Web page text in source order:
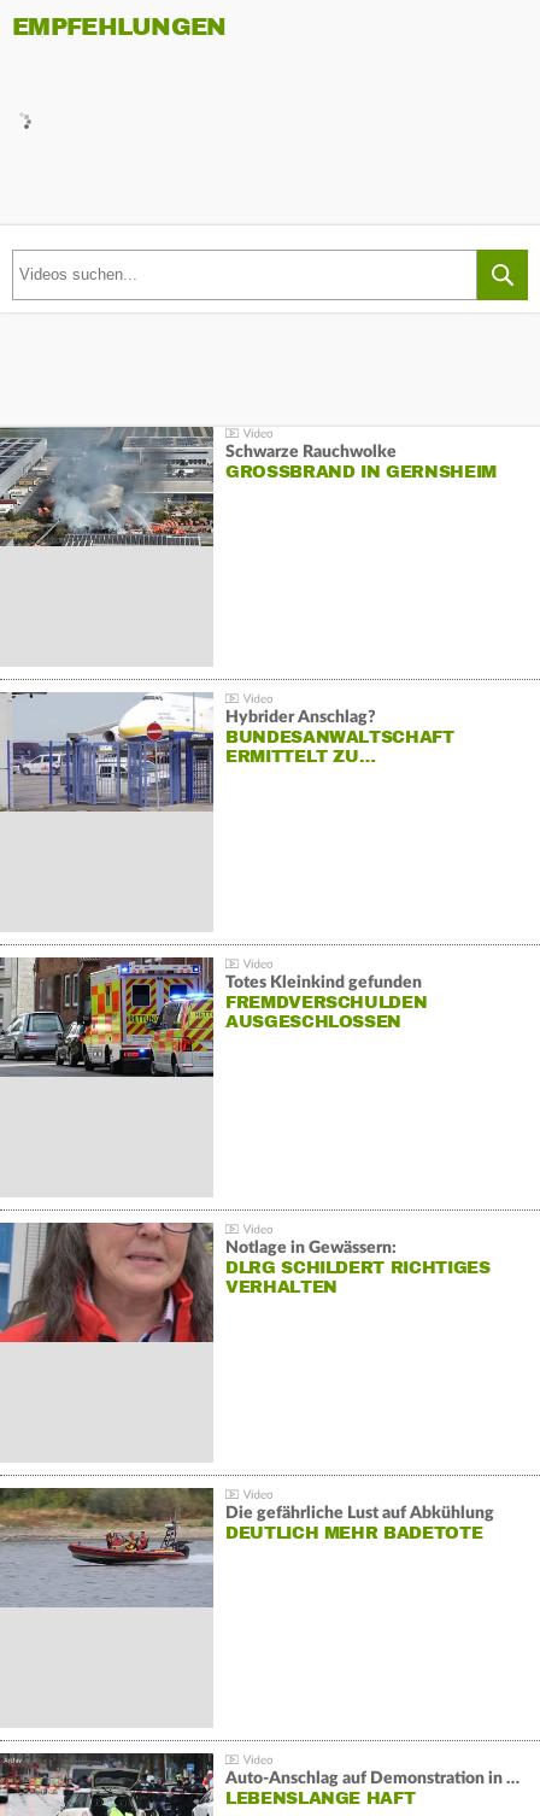
EMPFEHLUNGEN
Schwarze Rauchwolke
GROSSBRAND IN GERNSHEIM
Hybrider Anschlag?
BUNDESANWALTSCHAFT
ERMITTELT ZU…
Totes Kleinkind gefunden
FREMDVERSCHULDEN
AUSGESCHLOSSEN
Notlage in Gewässern:
DLRG SCHILDERT RICHTIGES
VERHALTEN
Die gefährliche Lust auf Abkühlung
DEUTLICH MEHR BADETOTE
Auto-Anschlag auf Demonstration in München:
LEBENSLANGE HAFT